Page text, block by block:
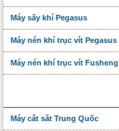
Máy sấy khí Pegasus
Máy nén khí trục vít Pegasus
Máy nén khí trục vít Fusheng
Máy cắt sắt Trung Quốc